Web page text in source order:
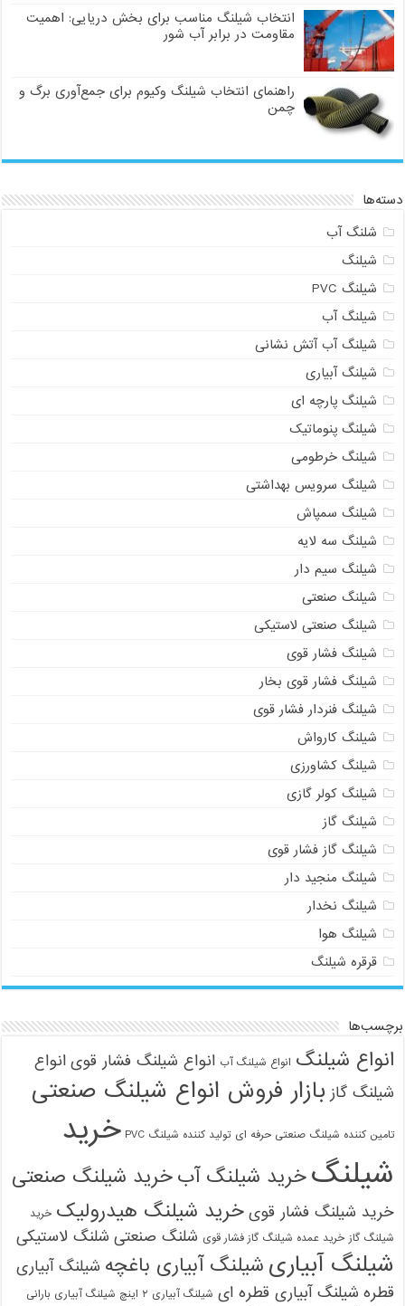
انتخاب شیلنگ مناسب برای بخش دریایی: اهمیت
مقاومت در برابر آب شور
راهنمای انتخاب شیلنگ وکیوم برای جمع‌آوری برگ و
چمن
دسته‌ها
شلنگ آب
شیلنگ
شیلنگ PVC
شیلنگ آب
شیلنگ آب آتش نشانی
شیلنگ آبیاری
شیلنگ پارچه ای
شیلنگ پنوماتیک
شیلنگ خرطومی
شیلنگ سرویس بهداشتی
شیلنگ سمپاش
شیلنگ سه لایه
شیلنگ سیم دار
شیلنگ صنعتی
شیلنگ صنعتی لاستیکی
شیلنگ فشار قوی
شیلنگ فشار قوی بخار
شیلنگ فنردار فشار قوی
شیلنگ کارواش
شیلنگ کشاورزی
شیلنگ کولر گازی
شیلنگ گاز
شیلنگ گاز فشار قوی
شیلنگ منجید دار
شیلنگ نخدار
شیلنگ هوا
قرقره شیلنگ
برچسب‌ها
انواع شیلنگ انواع شیلنگ آب انواع شیلنگ فشار قوی انواع
شیلنگ گاز بازار فروش انواع شیلنگ صنعتی
تامین کننده شیلنگ صنعتی حرفه ای تولید کننده شیلنگ PVC
خرید
شیلنگخرید شیلنگ آبخرید شیلنگ صنعتی
خرید شیلنگ فشار قوی خرید شیلنگ هیدرولیک خرید
شیلنگ گاز خرید عمده شیلنگ گاز فشار قوی شلنگ صنعتی شلنگ لاستیکی
شیلنگ آبیاری شیلنگ آبیاری باغچه شیلنگ آبیاری
قطره شیلنگ آبیاری قطره ای شیلنگ آبیاری ۲ اینچ شیلنگ آبیاری بارانی